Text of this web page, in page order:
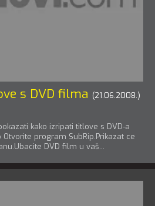
s DVD filma (21.06.2008.)
kako izripati titlove s DVD-a
program SubRip.Prikazat ce
DVD film u vaš...